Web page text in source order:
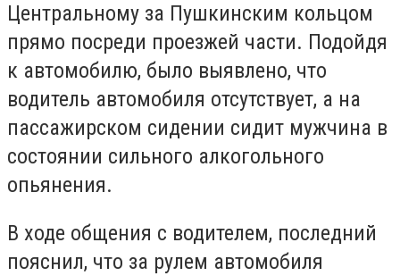
Центральному за Пушкинским кольцом
прямо посреди проезжей части. Подойдя
к автомобилю, было выявлено, что
водитель автомобиля отсутствует, а на
пассажирском сидении сидит мужчина в
состоянии сильного алкогольного
опьянения.
В ходе общения с водителем, последний
пояснил, что за рулем автомобиля